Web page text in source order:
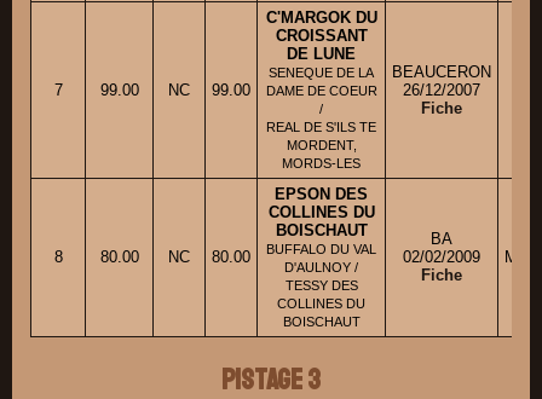
7 99.00 NC 99.00
C'MARGOK DU
CROISSANT
DE LUNE
SENEQUE DE LA
DAME DE COEUR
/
REAL DE S'ILS TE
MORDENT,
MORDS-LES
BEAUCERON
26/12/2007
Fiche
8 80.00 NC 80.00
EPSON DES
COLLINES DU
BOISCHAUT
BUFFALO DU VAL
D'AULNOY /
TESSY DES
COLLINES DU
BOISCHAUT
BA
02/02/2009
Fiche
M.
Pistage 3